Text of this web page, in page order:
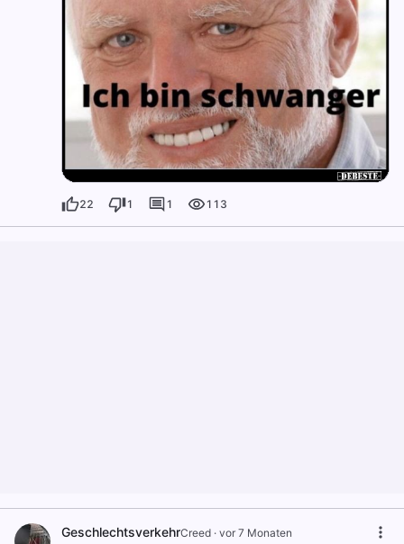
22 1 1 113
GeschlechtsverkehrCreed · vor 7 Monaten